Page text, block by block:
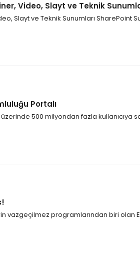
Video, Slayt ve Teknik
Slayt ve Teknik Sunumları SharePoint
Portalı
500 milyondan fazla kullanıcıya
vazgeçilmez programlarından biri olan